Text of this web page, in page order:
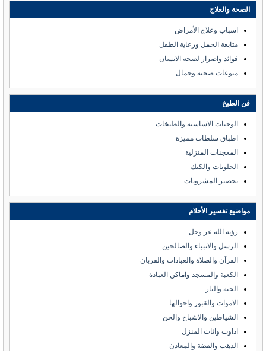
الصحة والعلاج
اسباب وعلاج الأمراض
متابعة الحمل ورعاية الطفل
فوائد واضرار لصحة الانسان
منوعات صحية وجمال
فن الطبخ
الوجبات الاساسية والطبخات
اطباق سلطات مميزة
المعجنات المنزلية
الحلويات والكيك
تحضير المشروبات
مواضيع تفسير الأحلام
رؤية الله عز وجل
الرسل والانبياء والصالحين
القرآن والصلاة والعبادات والقربان
الكعبة والمسجد واماكن العبادة
الجنة والنار
الاموات والقبور واحوالها
الشياطين والاشباح والجن
اداوت واثاث المنزل
الذهب والفضة والمعادن